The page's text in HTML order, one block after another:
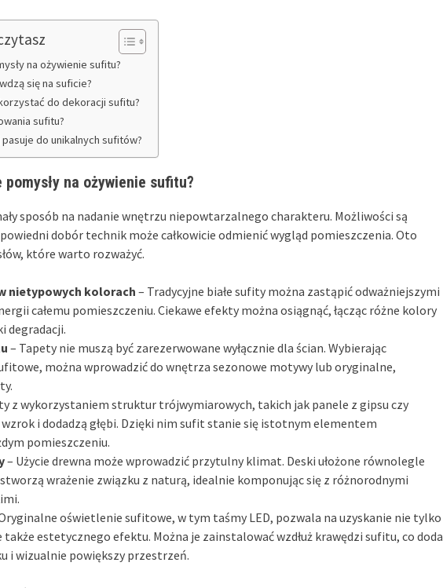
na ożywienie sufitu?
się na suficie?
do dekoracji sufitu?
sufitu?
do unikalnych sufitów?
na ożywienie sufitu?
sposób na nadanie wnętrzu niepowtarzalnego charakteru. Możliwości są
dobór technik może całkowicie odmienić wygląd pomieszczenia. Oto
które warto rozważyć.
nietypowych kolorach – Tradycyjne białe sufity można zastąpić odważniejszymi
całemu pomieszczeniu. Ciekawe efekty można osiągnąć, łącząc różne kolory
degradacji.
– Tapety nie muszą być zarezerwowane wyłącznie dla ścian. Wybierając
można wprowadzić do wnętrza sezonowe motywy lub oryginalne,
z wykorzystaniem struktur trójwymiarowych, takich jak panele z gipsu czy
i dodadzą głębi. Dzięki nim sufit stanie się istotnym elementem
pomieszczeniu.
– Użycie drewna może wprowadzić przytulny klimat. Deski ułożone równolegle
wrażenie związku z naturą, idealnie komponując się z różnorodnymi
oświetlenie sufitowe, w tym taśmy LED, pozwala na uzyskanie nie tylko
estetycznego efektu. Można je zainstalować wzdłuż krawędzi sufitu, co doda
i wizualnie powiększy przestrzeń.